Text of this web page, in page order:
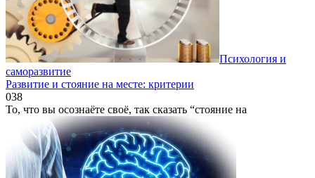
Психология и
саморазвитие
Развитие и стояние на месте: критерии
038
То, что вы осознаёте своё, так сказать “стояние на